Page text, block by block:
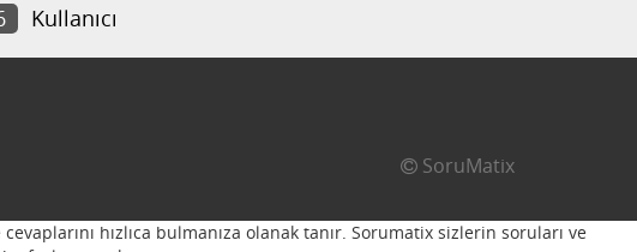
Kullanıcı
SoruMatix
hızlıca bulmanıza olanak tanır. Sorumatix sizlerin soruları ve